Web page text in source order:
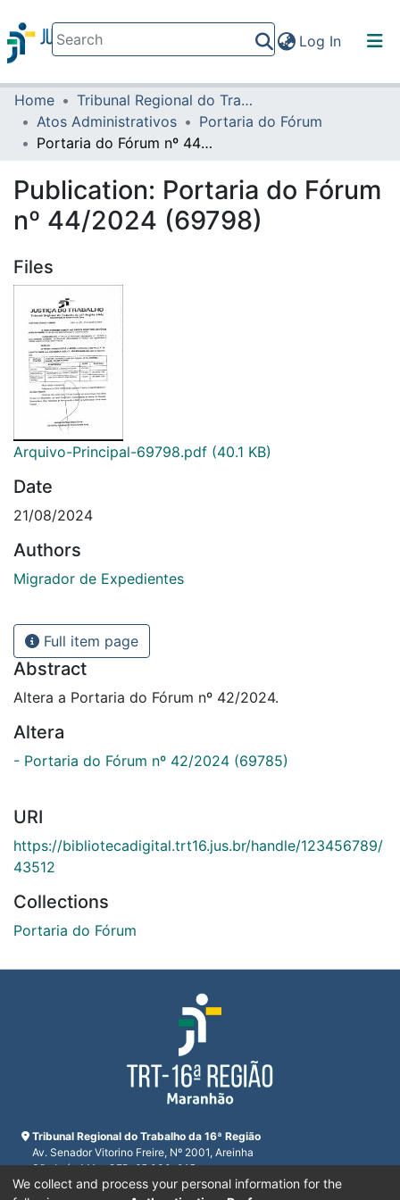
Log In(current)
Communities & Collections
All of DSpace
Home
Tribunal Regional do Trabalho da 16ª Região
Atos Administrativos
Portaria do Fórum
Portaria do Fórum nº 44/2024 (69798)
Publication: Portaria do Fórum
nº 44/2024 (69798)
Files
Arquivo-Principal-69798.pdf (40.1 KB)
Date
21/08/2024
Authors
Migrador de Expedientes
Full item page
Abstract
Altera a Portaria do Fórum nº 42/2024.
Altera
- Portaria do Fórum nº 42/2024 (69785)
URI
https://bibliotecadigital.trt16.jus.br/handle/123456789/
43512
Collections
Portaria do Fórum
Tribunal Regional do Trabalho da 16ª Região
Av. Senador Vitorino Freire, Nº 2001, Areinha
São Luís, MA - CEP: 65.030-015
CNPJ 23.608.631/0001-93
We collect and process your personal information for the